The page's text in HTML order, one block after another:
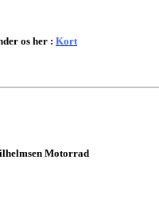
os her : Kort
Motorrad